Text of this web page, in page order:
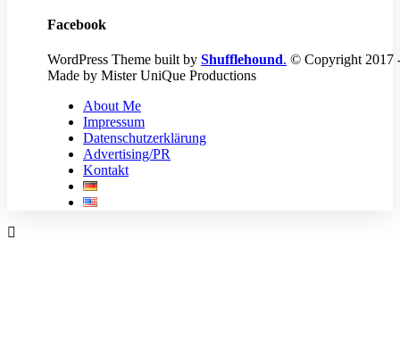
Facebook
WordPress Theme built by Shufflehound. © Copyright 2017
Made by Mister UniQue Productions
About Me
Impressum
Datenschutzerklärung
Advertising/PR
Kontakt